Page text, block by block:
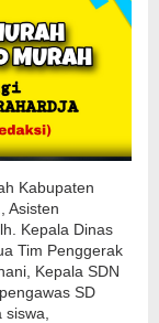
Kabupaten
Asisten
Kepala Dinas
Tim Penggerak
Kepala SDN
SD